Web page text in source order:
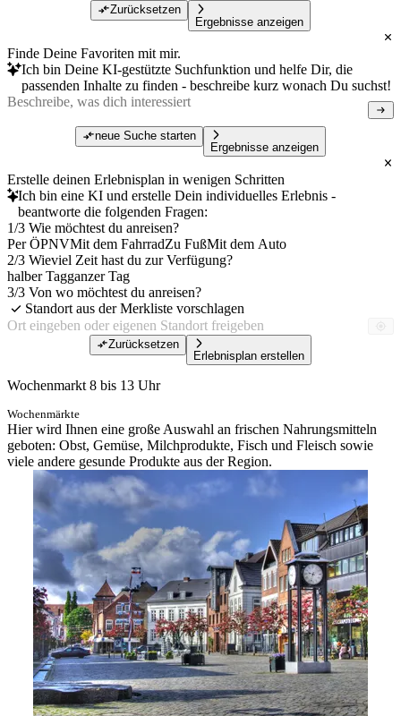
Zurücksetzen
Ergebnisse anzeigen
Finde Deine Favoriten mit mir.
Ich bin Deine KI-gestützte Suchfunktion und helfe Dir, die
passenden Inhalte zu finden - beschreibe kurz wonach Du suchst!
neue Suche starten
Ergebnisse anzeigen
Erstelle deinen Erlebnisplan in wenigen Schritten
Ich bin eine KI und erstelle Dein individuelles Erlebnis -
beantworte die folgenden Fragen:
1/3 Wie möchtest du anreisen?
Per ÖPNVMit dem FahrradZu FußMit dem Auto
2/3 Wieviel Zeit hast du zur Verfügung?
halber Tagganzer Tag
3/3 Von wo möchtest du anreisen?
Standort aus der Merkliste vorschlagen
Zurücksetzen
Erlebnisplan erstellen
Wochenmarkt 8 bis 13 Uhr
Wochenmärkte
Hier wird Ihnen eine große Auswahl an frischen Nahrungsmitteln
geboten: Obst, Gemüse, Milchprodukte, Fisch und Fleisch sowie
viele andere gesunde Produkte aus der Region.